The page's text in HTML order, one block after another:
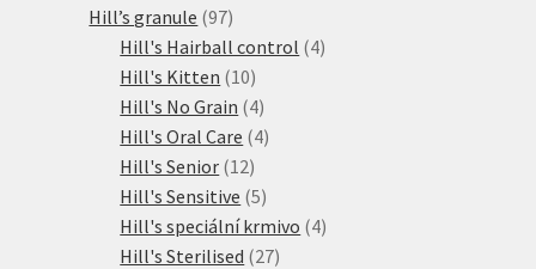
Hill’s granule 9797
produktů
Hill's Hairball control 44
Hill's Kitten 1010
produktů
Hill's No Grain 44
produkty
Hill's Oral Care 44
Hill's Senior 1212
produktů
Hill's Sensitive 55
produktů
Hill's speciální krmivo 44
Hill's Sterilised 2727